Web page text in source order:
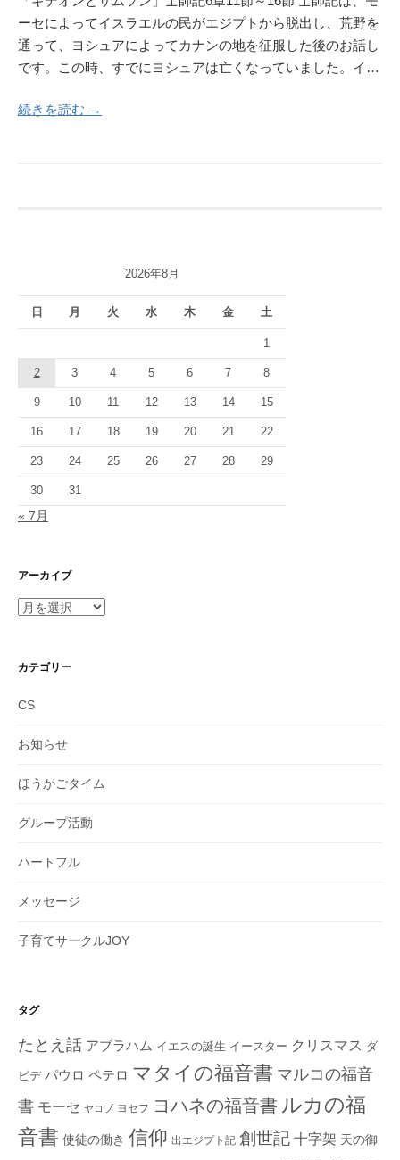
ーセによってイスラエルの民がエジプトから脱出し、荒野を
通って、ヨシュアによってカナンの地を征服した後のお話し
です。この時、すでにヨシュアは亡くなっていました。イ…
続きを読む →
2026年8月
日 月 火 水 木 金 土
1
2 3 4 5 6 7 8
9 10 11 12 13 14 15
16 17 18 19 20 21 22
23 24 25 26 27 28 29
30 31
« 7月
アーカイブ
ア
イ
カテゴリー
CS
お知らせ
ほうかごタイム
グループ活動
ハートフル
メッセージ
子育てサークルJOY
タグ
たとえ話 アブラハム イエスの誕生 イースター クリスマス ダ
ビデ パウロ ペテロ マタイの福音書 マルコの福音
書 モーセ ヤコブ ヨセフ ヨハネの福音書 ルカの福
音書 使徒の働き 信仰 出エジプト記 創世記 十字架 天の御